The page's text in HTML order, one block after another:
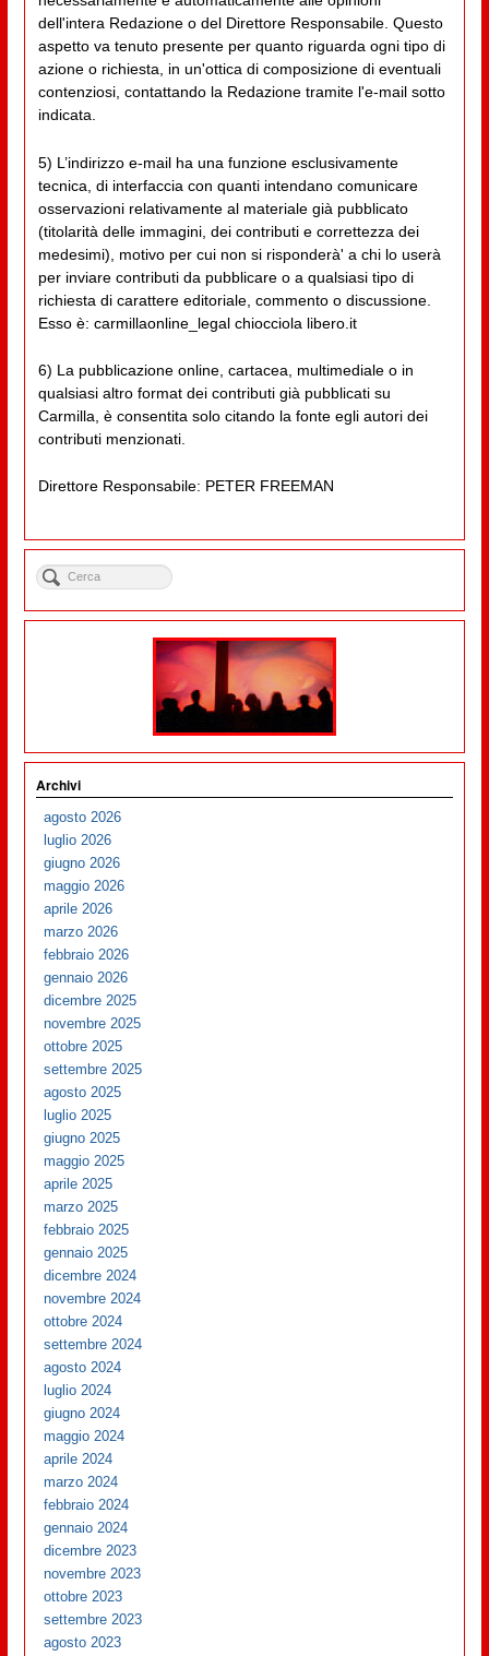
dell'intera Redazione o del Direttore Responsabile. Questo
aspetto va tenuto presente per quanto riguarda ogni tipo di
azione o richiesta, in un'ottica di composizione di eventuali
contenziosi, contattando la Redazione tramite l'e-mail sotto
indicata.
5) L’indirizzo e-mail ha una funzione esclusivamente
tecnica, di interfaccia con quanti intendano comunicare
osservazioni relativamente al materiale già pubblicato
(titolarità delle immagini, dei contributi e correttezza dei
medesimi), motivo per cui non si risponderà' a chi lo userà
per inviare contributi da pubblicare o a qualsiasi tipo di
richiesta di carattere editoriale, commento o discussione.
Esso è: carmillaonline_legal chiocciola libero.it
6) La pubblicazione online, cartacea, multimediale o in
qualsiasi altro format dei contributi già pubblicati su
Carmilla, è consentita solo citando la fonte egli autori dei
contributi menzionati.
Direttore Responsabile: PETER FREEMAN
Archivi
agosto 2026
luglio 2026
giugno 2026
maggio 2026
aprile 2026
marzo 2026
febbraio 2026
gennaio 2026
dicembre 2025
novembre 2025
ottobre 2025
settembre 2025
agosto 2025
luglio 2025
giugno 2025
maggio 2025
aprile 2025
marzo 2025
febbraio 2025
gennaio 2025
dicembre 2024
novembre 2024
ottobre 2024
settembre 2024
agosto 2024
luglio 2024
giugno 2024
maggio 2024
aprile 2024
marzo 2024
febbraio 2024
gennaio 2024
dicembre 2023
novembre 2023
ottobre 2023
settembre 2023
agosto 2023